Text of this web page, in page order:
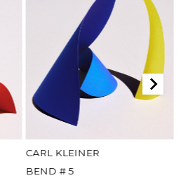
CARL KLEINER
BEND # 5